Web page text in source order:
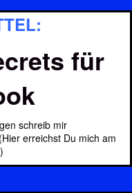
für
schreib mir
erreichst Du mich am